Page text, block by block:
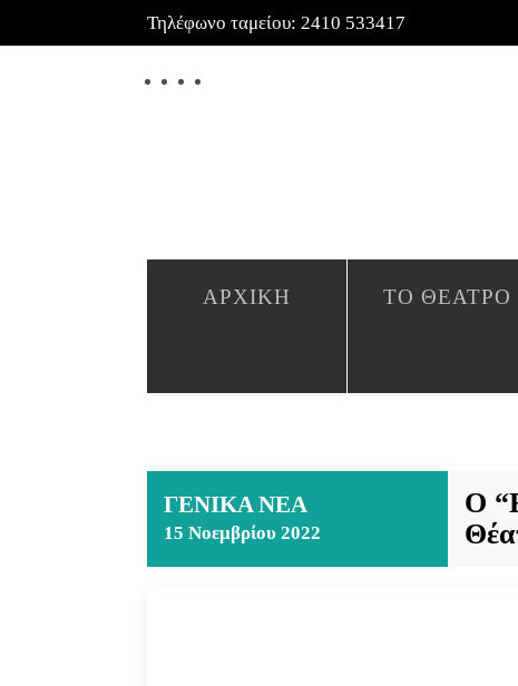
Τηλέφωνο ταμείου: 2410 533417
ΑΡΧΙΚΉ ΤΟ ΘΈΑΤΡΟ
ΓΕΝΙΚΆ ΝΈΑ
15 Νοεμβρίου 2022
Ο